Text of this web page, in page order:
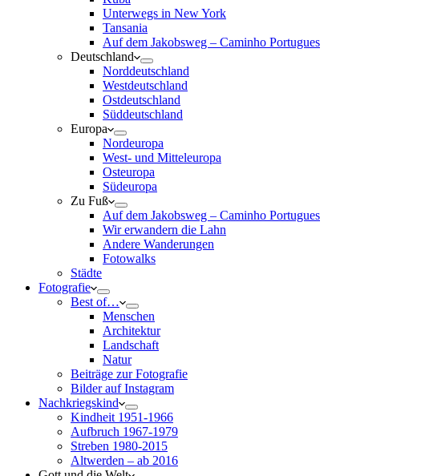
Unterwegs in New York
Tansania
Auf dem Jakobsweg – Caminho Portugues
Deutschland
Norddeutschland
Westdeutschland
Ostdeutschland
Süddeutschland
Europa
Nordeuropa
West- und Mitteleuropa
Osteuropa
Südeuropa
Zu Fuß
Auf dem Jakobsweg – Caminho Portugues
Wir erwandern die Lahn
Andere Wanderungen
Fotowalks
Städte
Fotografie
Best of…
Menschen
Architektur
Landschaft
Natur
Beiträge zur Fotografie
Bilder auf Instagram
Nachkriegskind
Kindheit 1951-1966
Aufbruch 1967-1979
Streben 1980-2015
Altwerden – ab 2016